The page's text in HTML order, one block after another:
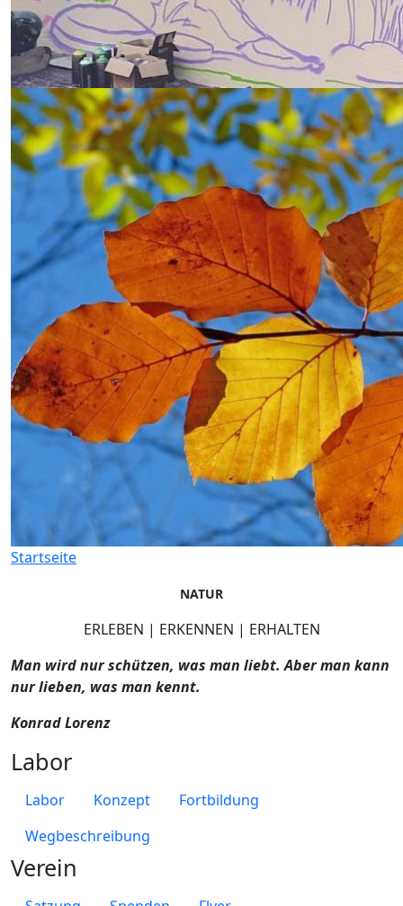
Startseite
NATUR
ERLEBEN | ERKENNEN | ERHALTEN
Man wird nur schützen, was man liebt. Aber man kann
nur lieben, was man kennt.
Konrad Lorenz
Labor
Labor Konzept
Fortbildung
Wegbeschreibung
Verein